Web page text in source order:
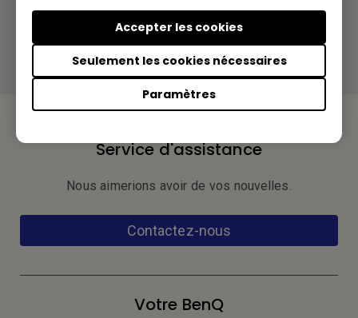
Paramètres
Seulement les cookies nécessaires
Accepter les cookies
Service d'assistance
Nous aimerions avoir de vos nouvelles.
Contactez-nous
Votre BenQ